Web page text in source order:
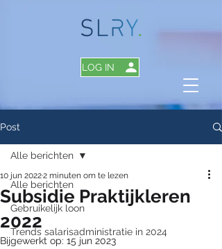
LOG IN
Post
Alle berichten
Gebruikelijk loon
Trends salarisadministratie in 2024
Alle berichten
Subsidie Praktijkleren
2022
10 jun 20222 minuten om te lezen
Bijgewerkt op: 15 jun 2023